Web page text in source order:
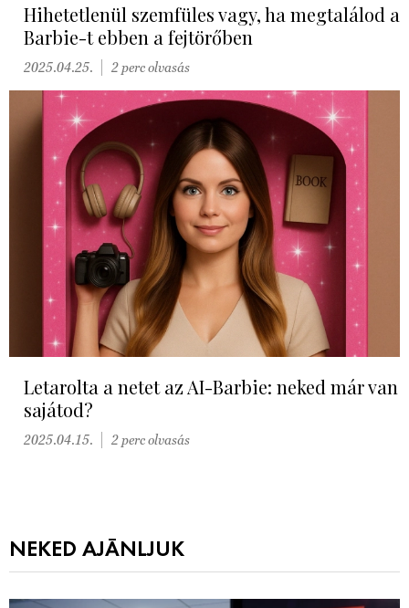
Hihetetlenül szemfüles vagy, ha megtalálod a
Barbie-t ebben a fejtörőben
2025.04.25. 2 perc olvasás
Letarolta a netet az AI-Barbie: neked már van
sajátod?
2025.04.15. 2 perc olvasás
NEKED AJÁNLJUK